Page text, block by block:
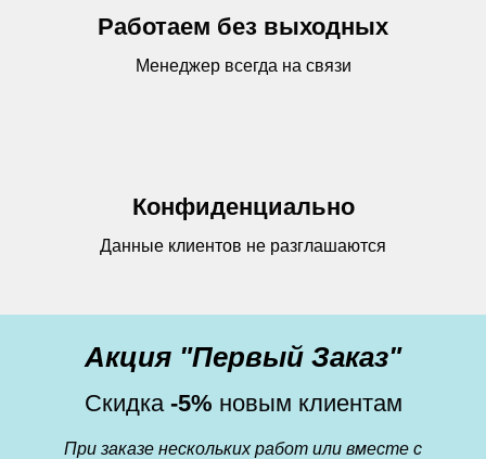
Работаем без выходных
Менеджер всегда на связи
Конфиденциально
Данные клиентов не разглашаются
Акция "Первый Заказ"
Скидка -5% новым клиентам
При заказе нескольких работ или вместе с